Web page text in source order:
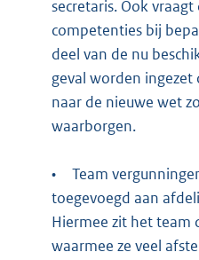
secretaris. Ook
competenties bij
deel van de nu
geval worden ingezet
naar de nieuwe wet
waarborgen.
•
Team
toegevoegd aan
Hiermee zit het team
waarmee ze veel